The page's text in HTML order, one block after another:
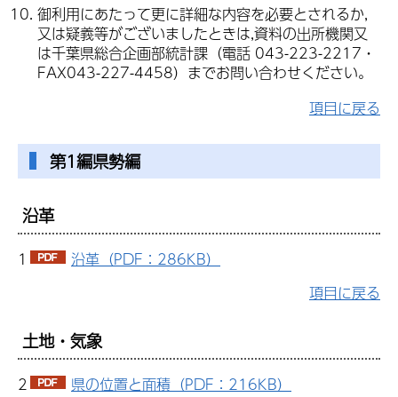
御利用にあたって更に詳細な内容を必要とされるか,
又は疑義等がございましたときは,資料の出所機関又
は千葉県総合企画部統計課（電話 043-223-2217・
FAX043-227-4458）までお問い合わせください。
項目に戻る
第1編県勢編
沿革
1
沿革（PDF：286KB）
項目に戻る
土地・気象
2
県の位置と面積（PDF：216KB）